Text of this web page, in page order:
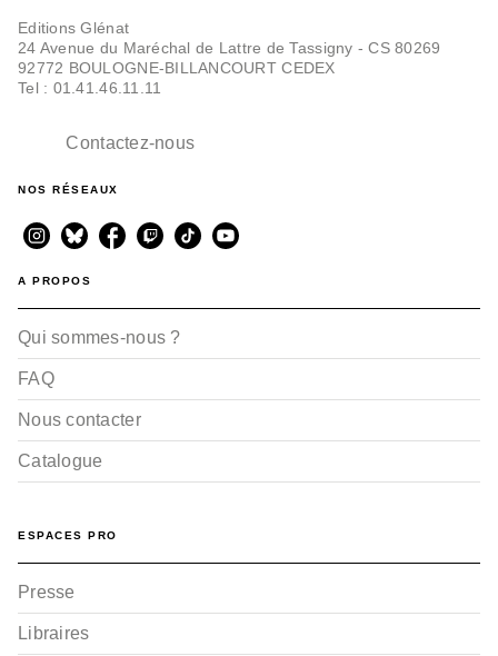
Editions Glénat
24 Avenue du Maréchal de Lattre de Tassigny - CS 80269
92772 BOULOGNE-BILLANCOURT CEDEX
Tel : 01.41.46.11.11
Contactez-nous
NOS RÉSEAUX
A PROPOS
Qui sommes-nous ?
FAQ
Nous contacter
Catalogue
ESPACES PRO
Presse
Libraires